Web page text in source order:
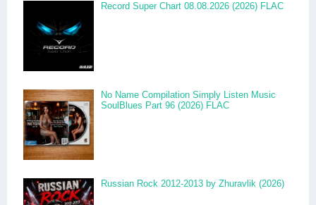
Record Super Chart 08.08.2026 (2026) FLAC
No Name Compilation Simply Listen Music
SoulBlues Part 96 (2026) FLAC
Russian Rock 2012-2013 by Zhuravlik (2026)